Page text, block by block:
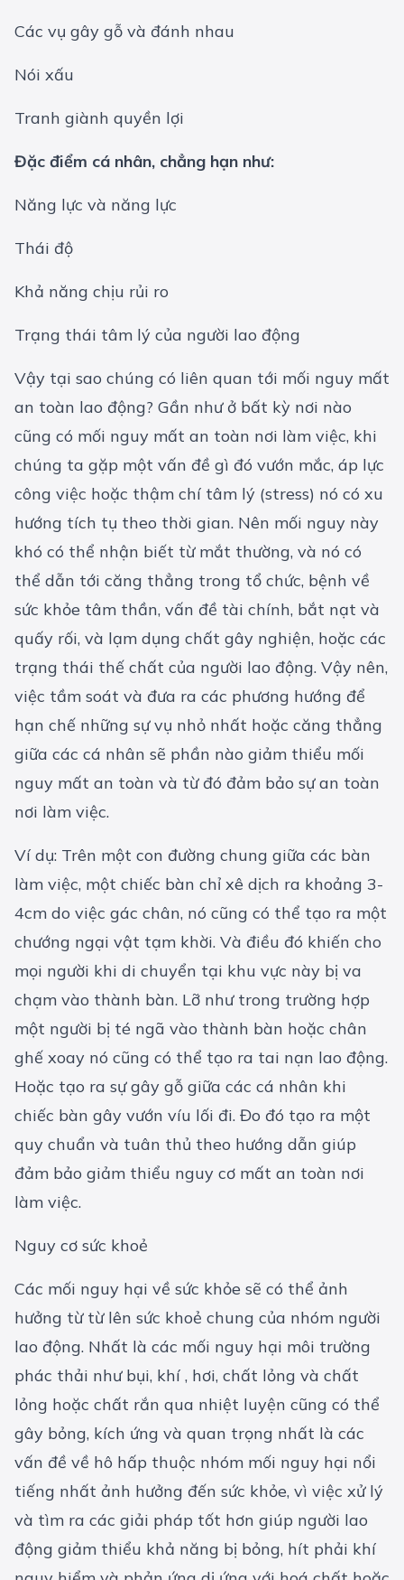
Các vụ gây gỗ và đánh nhau
Nói xấu
Tranh giành quyền lợi
Đặc điểm cá nhân, chẳng hạn như:
Năng lực và năng lực
Thái độ
Khả năng chịu rủi ro
Trạng thái tâm lý của người lao động
Vậy tại sao chúng có liên quan tới mối nguy mất
an toàn lao động? Gần như ở bất kỳ nơi nào
cũng có mối nguy mất an toàn nơi làm việc, khi
chúng ta gặp một vấn đề gì đó vướn mắc, áp lực
công việc hoặc thậm chí tâm lý (stress) nó có xu
hướng tích tụ theo thời gian. Nên mối nguy này
khó có thể nhận biết từ mắt thường, và nó có
thể dẫn tới căng thẳng trong tổ chức, bệnh về
sức khỏe tâm thần, vấn đề tài chính, bắt nạt và
quấy rối, và lạm dụng chất gây nghiện, hoặc các
trạng thái thế chất của người lao động. Vậy nên,
việc tầm soát và đưa ra các phương hướng để
hạn chế những sự vụ nhỏ nhất hoặc căng thẳng
giữa các cá nhân sẽ phần nào giảm thiểu mối
nguy mất an toàn và từ đó đảm bảo sự an toàn
nơi làm việc.
Ví dụ: Trên một con đường chung giữa các bàn
làm việc, một chiếc bàn chỉ xê dịch ra khoảng 3-
4cm do việc gác chân, nó cũng có thể tạo ra một
chướng ngại vật tạm khời. Và điều đó khiến cho
mọi người khi di chuyển tại khu vực này bị va
chạm vào thành bàn. Lỡ như trong trường hợp
một người bị té ngã vào thành bàn hoặc chân
ghế xoay nó cũng có thể tạo ra tai nạn lao động.
Hoặc tạo ra sự gây gỗ giữa các cá nhân khi
chiếc bàn gây vướn víu lối đi. Đo đó tạo ra một
quy chuẩn và tuân thủ theo hướng dẫn giúp
đảm bảo giảm thiểu nguy cơ mất an toàn nơi
làm việc.
Nguy cơ sức khoẻ
Các mối nguy hại về sức khỏe sẽ có thể ảnh
hưởng từ từ lên sức khoẻ chung của nhóm người
lao động. Nhất là các mối nguy hại môi trường
phác thải như bụi, khí , hơi, chất lỏng và chất
lỏng hoặc chất rắn qua nhiệt luyện cũng có thể
gây bỏng, kích ứng và quan trọng nhất là các
vấn đề về hô hấp thuộc nhóm mối nguy hại nổi
tiếng nhất ảnh hưởng đến sức khỏe, vì việc xử lý
và tìm ra các giải pháp tốt hơn giúp người lao
động giảm thiểu khả năng bị bỏng, hít phải khí